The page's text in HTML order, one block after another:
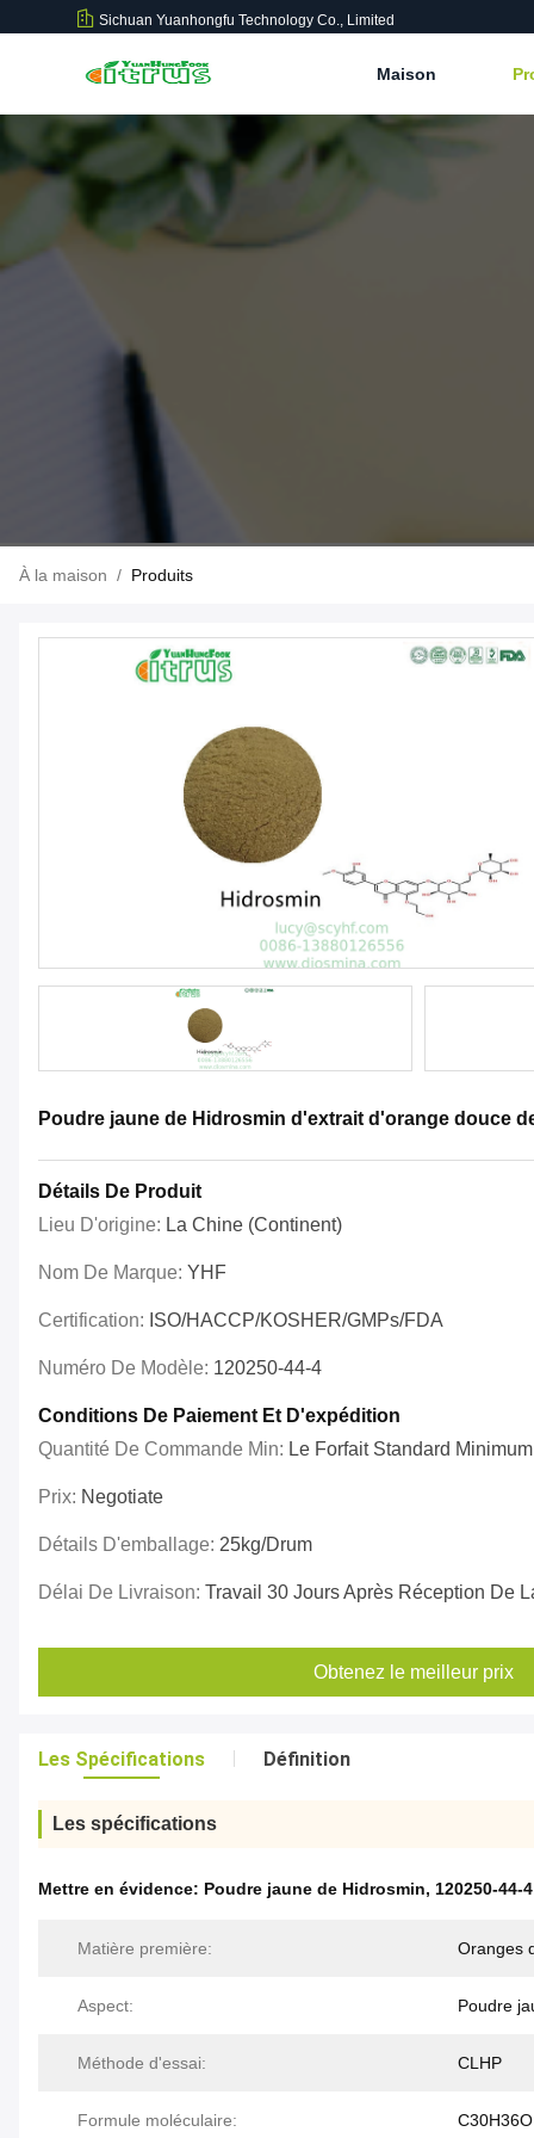
Sichuan Yuanhongfu Technology Co., Limited
Maison
À la maison / Produits
Poudre jaune de Hidrosmin d'extrait d'orange douce
Détails De Produit
Lieu D'origine: La Chine (continent)
Nom De Marque: YHF
Certification: ISO/HACCP/KOSHER/GMPs/FDA
Numéro De Modèle: 120250-44-4
Conditions De Paiement Et D'expédition
Quantité De Commande Min: Le Forfait Standard
Prix: Negotiate
Détails D'emballage: 25kg/drum
Délai De Livraison: Travail 30 Jours Après Réception De
Obtenez le meilleur prix
Les Spécifications Définition
Les spécifications
Mettre en évidence: Poudre jaune de Hidrosmin, 120250-44-
Matière première: Oranges
Aspect: Poudre
Méthode d'essai: CLHP
Formule moléculaire: